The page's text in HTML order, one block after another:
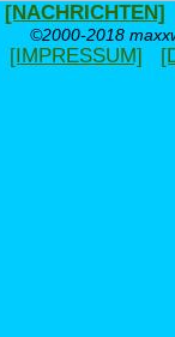
[NACHRICHTEN]
©2000-2018
[IMPRESSUM]